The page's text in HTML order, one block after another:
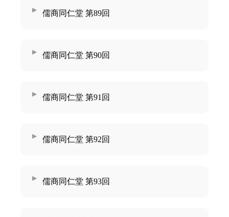
儒商同仁堂 第89回
儒商同仁堂 第90回
儒商同仁堂 第91回
儒商同仁堂 第92回
儒商同仁堂 第93回